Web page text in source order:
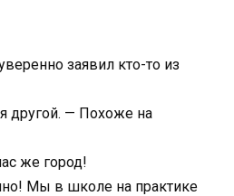
заявил кто-то из
другой. — Похоже на
же город!
Мы в школе на практике